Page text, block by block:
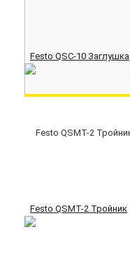
Festo QSC-10 Заглушка
Festo QSMT-2 Тройник